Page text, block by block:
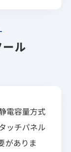
ル
電容量方式
ッチパネル
がありま